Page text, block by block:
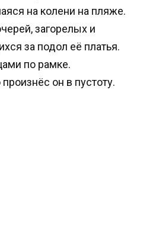
на колени на пляже.
загорелых и
за подол её платья.
по рамке.
он в пустоту.